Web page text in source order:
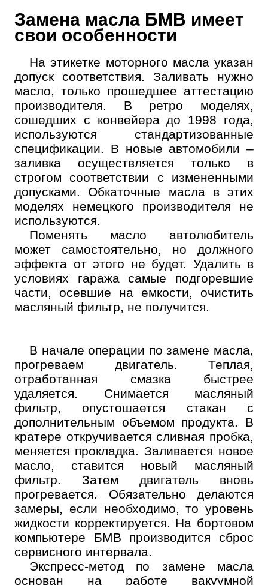
Замена масла БМВ имеет
свои особенности
На этикетке моторного масла указан
допуск соответствия. Заливать нужно
масло, только прошедшее аттестацию
производителя. В ретро моделях,
сошедших с конвейера до 1998 года,
используются стандартизованные
спецификации. В новые автомобили –
заливка осуществляется только в
строгом соответствии с измененными
допусками. Обкаточные масла в этих
моделях немецкого производителя не
используются.
Поменять масло автолюбитель
может самостоятельно, но должного
эффекта от этого не будет. Удалить в
условиях гаража самые подгоревшие
части, осевшие на емкости, очистить
масляный фильтр, не получится.
В начале операции по замене масла,
прогреваем двигатель. Теплая,
отработанная смазка быстрее
удаляется. Снимается масляный
фильтр, опустошается стакан с
дополнительным объемом продукта. В
кратере откручивается сливная пробка,
меняется прокладка. Заливается новое
масло, ставится новый масляный
фильтр. Затем двигатель вновь
прогревается. Обязательно делаются
замеры, если необходимо, то уровень
жидкости корректируется. На бортовом
компьютере БМВ производится сброс
сервисного интервала.
Экспресс-метод по замене масла
основан на работе вакуумной
Онлайн запись